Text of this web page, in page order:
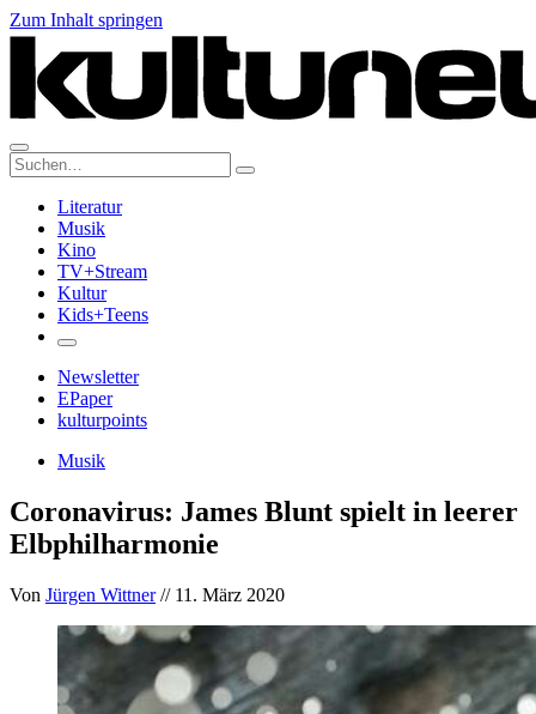
Zum Inhalt springen
Suche:
Literatur
Musik
Kino
TV+Stream
Kultur
Kids+Teens
Newsletter
EPaper
kulturpoints
Musik
Coronavirus: James Blunt spielt in leerer
Elbphilharmonie
Von Jürgen Wittner// 11. März 2020